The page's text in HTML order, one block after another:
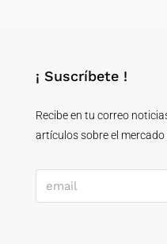
¡ Suscríbete !
Recibe en tu correo
artículos sobre el